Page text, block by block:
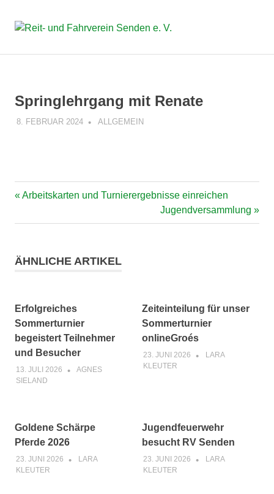
und
V.
Jugendliche
Pferdesport.
Springlehrgang mit Renate
8. FEBRUAR 2024 LARA KLEUTER
ALLGEMEIN
Beitragsnavigation
Vorheriger
Arbeitskarten und Turnierergebnisse einreichen
Nächster
Beitrag:
Jugendversammlung
ÄHNLICHE ARTIKEL
Erfolgreiches
Sommerturnier
begeistert Teilnehmer
und Besucher
13. JULI 2026
AGNES
SIELAND
Zeiteinteilung für unser
Sommerturnier
onlineGroés
23. JUNI 2026
LARA
KLEUTER
Goldene Schärpe
Pferde 2026
23. JUNI 2026
LARA
KLEUTER
Jugendfeuerwehr
besucht RV Senden
23. JUNI 2026
LARA
KLEUTER